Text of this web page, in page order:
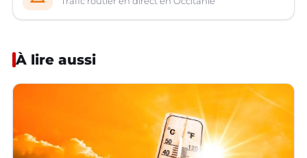
À lire aussi